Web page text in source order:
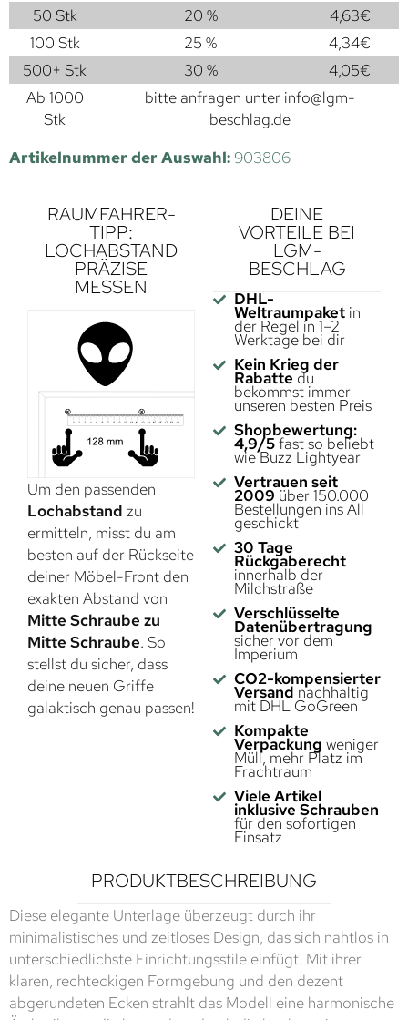
50 Stk
20 % 4,63€
100 Stk
25 % 4,34€
500+ Stk
30 % 4,05€
Ab 1000
Stk
bitte anfragen unter info@lgm-
beschlag.de
Artikelnummer der Auswahl: 903806
RAUMFAHRER-
TIPP:
LOCHABSTAND
PRÄZISE
MESSEN
Um den passenden
Lochabstand zu
ermitteln, misst du am
besten auf der Rückseite
deiner Möbel-Front den
exakten Abstand von
Mitte Schraube zu
Mitte Schraube. So
stellst du sicher, dass
deine neuen Griffe
galaktisch genau passen!
DEINE
VORTEILE BEI
LGM-
BESCHLAG
DHL-
Weltraumpaketin
der Regel in 1–2
Werktage bei dir
Kein Krieg der
Rabatte du
bekommst immer
unseren besten Preis
Shopbewertung:
4,9/5fast so beliebt
wie Buzz Lightyear
Vertrauen seit
2009 über 150.000
Bestellungen ins All
geschickt
30 Tage
Rückgaberecht
innerhalb der
Milchstraße
Verschlüsselte
Datenübertragung
sicher vor dem
Imperium
CO2-kompensierter
Versand nachhaltig
mit DHL GoGreen
Kompakte
Verpackung weniger
Müll, mehr Platz im
Frachtraum
Viele Artikel
inklusive Schrauben
für den sofortigen
Einsatz
PRODUKTBESCHREIBUNG
Diese elegante Unterlage überzeugt durch ihr
minimalistisches und zeitloses Design, das sich nahtlos in
unterschiedlichste Einrichtungsstile einfügt. Mit ihrer
klaren, rechteckigen Formgebung und den dezent
abgerundeten Ecken strahlt das Modell eine harmonische